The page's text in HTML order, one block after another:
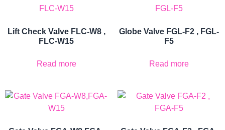
Lift Check Valve FLC-W8 ,
FLC-W15
Read more
Globe Valve FGL-F2 , FGL-
F5
Read more